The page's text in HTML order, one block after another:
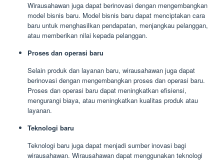
Wirausahawan juga dapat berinovasi dengan mengembangkan
model bisnis baru. Model bisnis baru dapat menciptakan cara
baru untuk menghasilkan pendapatan, menjangkau pelanggan,
atau memberikan nilai kepada pelanggan.
Proses dan operasi baru
Selain produk dan layanan baru, wirausahawan juga dapat
berinovasi dengan mengembangkan proses dan operasi baru.
Proses dan operasi baru dapat meningkatkan efisiensi,
mengurangi biaya, atau meningkatkan kualitas produk atau
layanan.
Teknologi baru
Teknologi baru juga dapat menjadi sumber inovasi bagi
wirausahawan. Wirausahawan dapat menggunakan teknologi